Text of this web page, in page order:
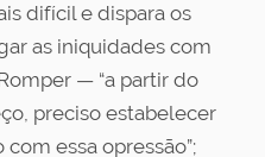
difícil e dispara os
as iniquidades com
— “a partir do
preciso estabelecer
essa opressão”;